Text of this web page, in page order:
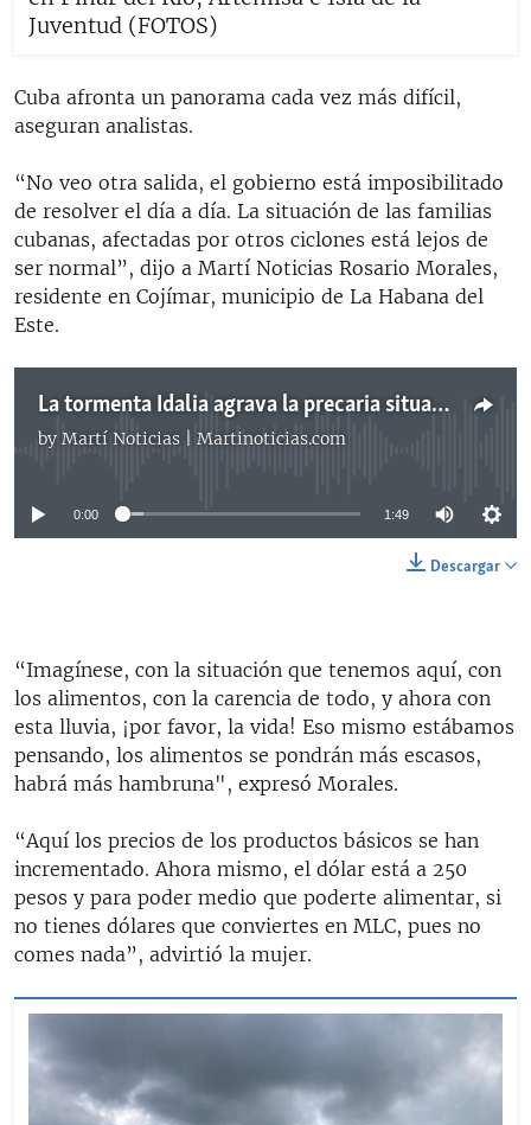
Juventud (FOTOS)
Cuba afronta un panorama cada vez más difícil,
aseguran analistas.
“No veo otra salida, el gobierno está imposibilitado
de resolver el día a día. La situación de las familias
cubanas, afectadas por otros ciclones está lejos de
ser normal”, dijo a Martí Noticias Rosario Morales,
residente en Cojímar, municipio de La Habana del
Este.
La tormenta Idalia agrava la precaria situación de los cubanos
by Martí Noticias | Martinoticias.com
No media source currently available
0:00 1:49
Descargar
“Imagínese, con la situación que tenemos aquí, con
los alimentos, con la carencia de todo, y ahora con
esta lluvia, ¡por favor, la vida! Eso mismo estábamos
pensando, los alimentos se pondrán más escasos,
habrá más hambruna", expresó Morales.
“Aquí los precios de los productos básicos se han
incrementado. Ahora mismo, el dólar está a 250
pesos y para poder medio que poderte alimentar, si
no tienes dólares que conviertes en MLC, pues no
comes nada”, advirtió la mujer.